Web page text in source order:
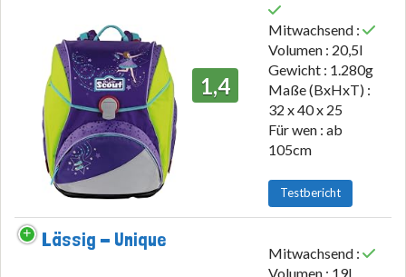
1,4
Mitwachsend :
Volumen : 20,5l
Gewicht : 1.280g
Maße (BxHxT) :
32 x 40 x 25
Für wen : ab
105cm
Testbericht
Lässig - Unique
Mitwachsend :
Volumen : 19l